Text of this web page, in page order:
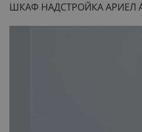
ШКАФ НАДСТРОЙКА АРИЕЛ